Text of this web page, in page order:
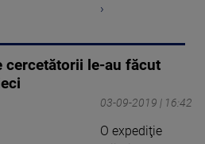
›
cercetătorii le-au făcut
03-09-2019 | 16:42
O expediţie